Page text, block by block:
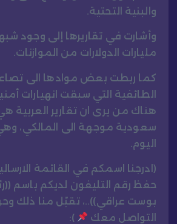
والبنية التحتية.
وأشارت في تقاريرها إلى وجود
مليارات الدولارات من الموازنات.
كما ربطت بعض موادها الى تصاعد
الطائفية التي سبقت انهيارات
هناك من يرى ان تقارير العربية
سعودية موجهة الى المالكي،
اليوم.
(ادرجنا اسمكم في القائمة
حفظ رقم التليفون لديكم باسم
بوست عراقي))..، تقبّل منا ذلك
التواصل معك
):